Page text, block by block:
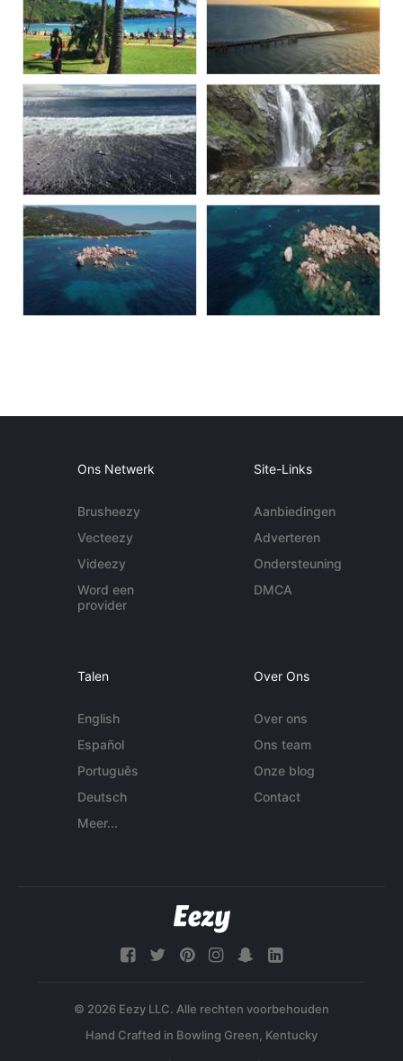
Ons Netwerk
Brusheezy
Vecteezy
Videezy
Word een
provider
Site-Links
Aanbiedingen
Adverteren
Ondersteuning
DMCA
Talen
English
Español
Português
Deutsch
Meer...
Over Ons
Over ons
Ons team
Onze blog
Contact
© 2026 Eezy LLC. Alle rechten voorbehouden